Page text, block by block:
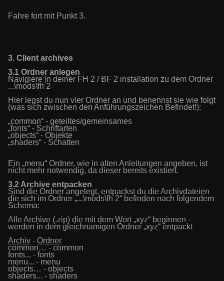
Fahre fort mit Punkt 3.
3. Client archives
3.1 Ordner anlegen
Navigiere in deiner FH 2 / BF 2 installation zu dem Ordner
...\mods\fh 2
Hier legst du nun vier Ordner an und benennst sie wie folgt
(was sich zwischen den Anführungszeichen Befindet!):
„common“ - geteiltes/gemeinsames
„fonts“ - Schriftarten
„objects“ - Objekte
„shaders“ - Schatten
Ein „menu“ Ordner, wie in alten Anleitungen angeben, ist
nicht mehr notwendig, da dieser bereits existiert.
3.2 Archive entpacken
Sind die Ordner angelegt, entpackst du die Archivdateien
die sich im Ordner „...\mods\fh 2“ befinden nach folgendem
Schema:
A lle Archive (.zip) die mit dem Wort „xyz“ beginnen -
werden in dem gleichnamigen Ordner „xyz“ entpackt
Archiv - Ordner
common… - common
fonts... - fonts
menu... - menu
objects… - objects
shaders... - shaders